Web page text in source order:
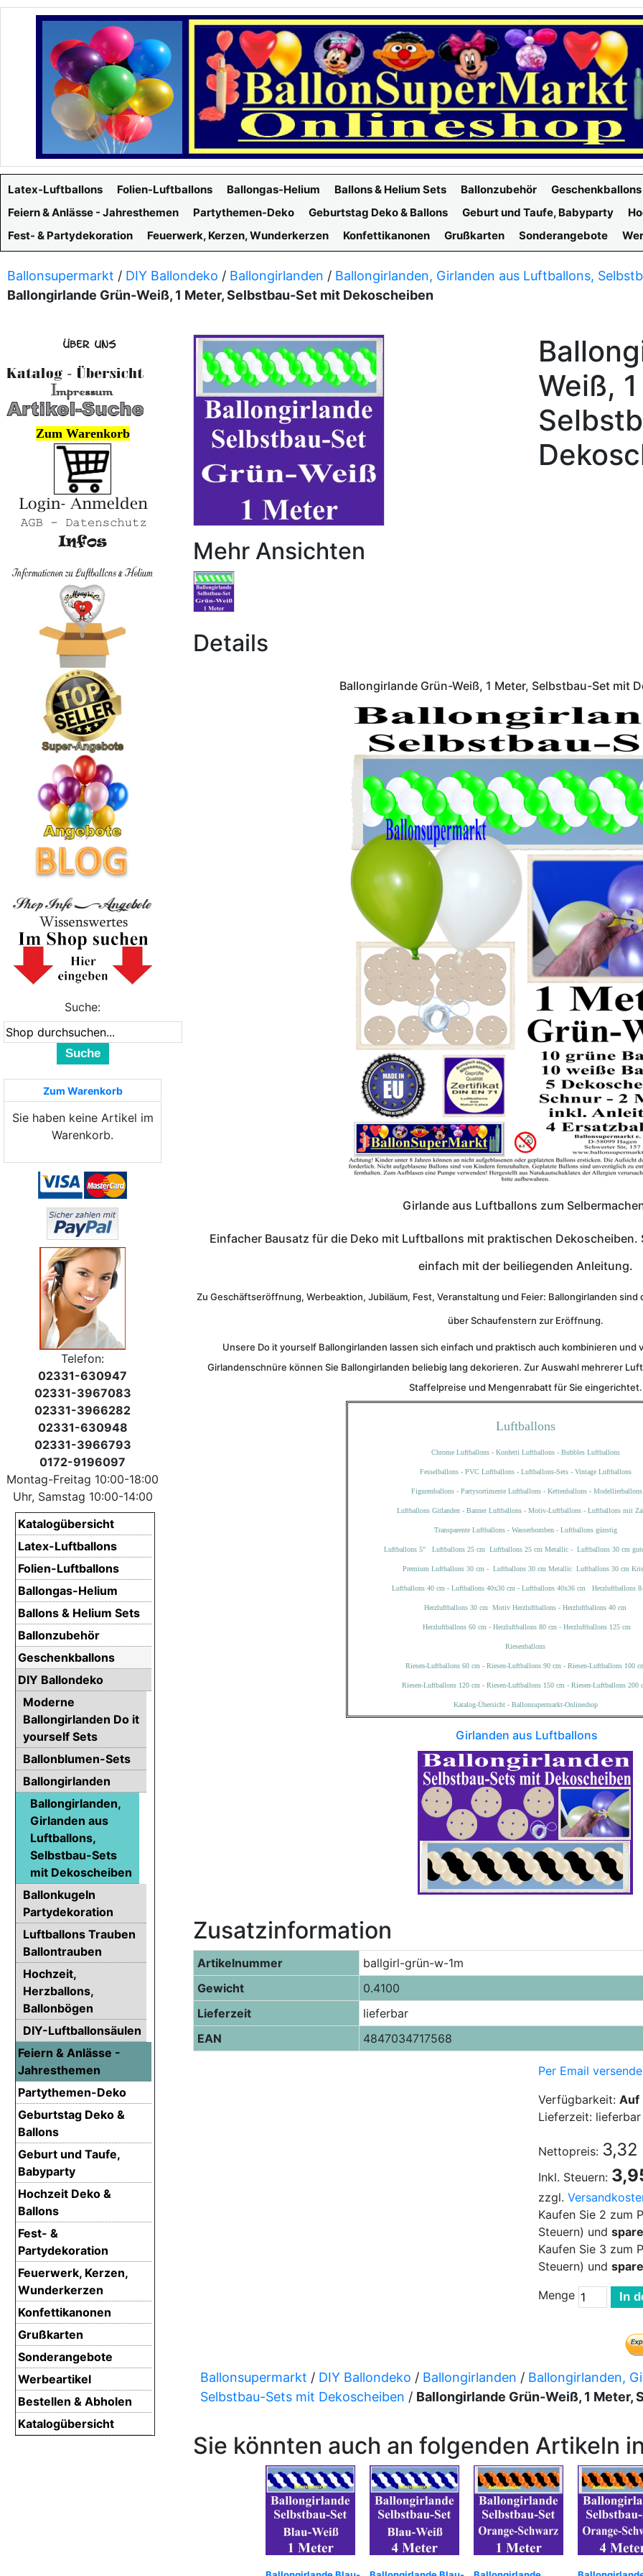
Latex-Luftballons Folien-Luftballons Ballongas-Helium Ballons & Helium Sets Ballonzubehör
Geschenkballons
Feiern & Anlässe - Jahresthemen
Partythemen-Deko Geburtstag Deko & Ballons Geburt und Taufe, Babyparty
Fest- & Partydekoration
Feuerwerk, Kerzen, Wunderkerzen Konfettikanonen Grußkarten Sonderangebote
Ballonsupermarkt / DIY Ballondeko / Ballongirlanden / Ballongirlanden, Girlanden aus Luftballons,
Ballongirlande Grün-Weiß, 1 Meter, Selbstbau-Set mit Dekoscheiben
Weiß,
Mehr Ansichten
Details
Ballongirlande Grün-Weiß, 1 Meter, Selbstbau-Set mit
Girlande aus Luftballons zum
Einfacher Bausatz für die Deko mit Luftballons mit praktischen
einfach mit der beiliegenden Anleitung.
Zu Geschäftseröffnung, Werbeaktion, Jubiläum, Fest, Veranstaltung und Feier: Ballongirlanden
über Schaufenstern zur Eröffnung.
Unsere Do it yourself Ballongirlanden lassen sich einfach und praktisch auch kombinieren und
Girlandenschnüre können Sie Ballongirlanden beliebig lang dekorieren. Zur Auswahl mehrerer
Staffelpreise und Mengenrabatt für Sie eingerichtet.
Luftballons
Chrome Luftballons- Konfetti Luftballons- Bubbles Luftballons
Fesselballons- PVC Luftballons- Luftballons-Sets - Vintage Luftballons
Figurenballons- Partysortimente Luftballons- Kettenballons- Modellierballons
Luftballons Girlanden- Banner Luftballons- Motiv-Luftballons- Luftballons mit
Transparente Luftballons- Wasserbomben- Luftballons günstig
Luftballons 5" Luftballons 25 cm Luftballons 25 cm Metallic- Luftballons 30 cm
Premium Luftballons 30 cm - Luftballons 30 cm Metallic Luftballons 30 cm
Luftballons 40 cm - Luftballons 40x30 cm - Luftballons 40x36 cm Herzluftballons
Herzluftballons 30 cm Motiv Herzluftballons - Herzluftballons 40 cm
Herzluftballons 60 cm - Herzluftballons 80 cm - Herzluftballons 125 cm
Riesenballons
Riesen-Luftballons 60 cm - Riesen-Luftballons 90 cm - Riesen-Luftballons 100
Riesen-Luftballons 120 cm - Riesen-Luftballons 150 cm - Riesen-Luftballons 200
Katalog-Übersicht- Ballonsupermarkt-Onlineshop
Girlanden aus Luftballons
Zusatzinformation
Artikelnummer
ballgirl-grün-w-1m
Gewicht
0.4100
Lieferzeit
lieferbar
EAN
4847034717568
Per Email
Verfügbarkeit: Auf
Lieferzeit: lieferbar
Nettopreis:
Inkl. Steuern:
zzgl.
Kaufen Sie 2 zum
Steuern) und
Kaufen Sie 3 zum
Steuern) und
Menge
In
Ballonsupermarkt / DIY Ballondeko / Ballongirlanden / Ballongirlanden,
Selbstbau-Sets mit Dekoscheiben / Ballongirlande Grün-Weiß, 1
Sie könnten auch an folgenden Artikeln
Zum Warenkorb
Suche:
Suche
Zum Warenkorb
Sie haben keine Artikel im
Warenkorb.
Telefon:
02331-630947
02331-3967083
02331-3966282
02331-630948
02331-3966793
0172-9196097
Montag-Freitag 10:00-18:00
Uhr, Samstag 10:00-14:00
Katalogübersicht
Latex-Luftballons
Folien-Luftballons
Ballongas-Helium
Ballons & Helium Sets
Ballonzubehör
Geschenkballons
DIY Ballondeko
Moderne
Ballongirlanden Do it
yourself Sets
Ballonblumen-Sets
Ballongirlanden
Ballongirlanden,
Girlanden aus
Luftballons,
Selbstbau-Sets
mit Dekoscheiben
Ballonkugeln
Partydekoration
Luftballons Trauben
Ballontrauben
Hochzeit,
Herzballons,
Ballonbögen
DIY-Luftballonsäulen
Feiern & Anlässe -
Jahresthemen
Partythemen-Deko
Geburtstag Deko &
Ballons
Geburt und Taufe,
Babyparty
Hochzeit Deko &
Ballons
Fest- &
Partydekoration
Feuerwerk, Kerzen,
Wunderkerzen
Konfettikanonen
Grußkarten
Sonderangebote
Werbeartikel
Bestellen & Abholen
Katalogübersicht